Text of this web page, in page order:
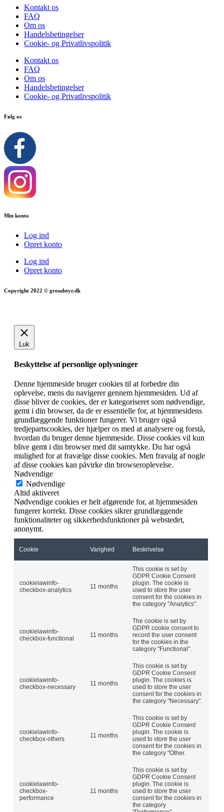
Kontakt os
FAQ
Om os
Handelsbetingelser
Cookie- og Privatlivspolitik
Kontakt os
FAQ
Om os
Handelsbetingelser
Cookie- og Privatlivspolitik
Følg os
Min konto
Log ind
Opret konto
Log ind
Opret konto
Copyright 2022 © groudstyr.dk
Luk
Beskyttelse af personlige oplysninger
Denne hjemmeside bruger cookies til at forbedre din
oplevelse, mens du navigerer gennem hjemmesiden. Ud af
disse bliver de cookies, der er kategoriseret som nødvendige,
gemt i din browser, da de er essentielle for, at hjemmesidens
grundlæggende funktioner fungerer. Vi bruger også
tredjepartscookies, der hjælper os med at analysere og forstå,
hvordan du bruger denne hjemmeside. Disse cookies vil kun
blive gemt i din browser med dit samtykke. Du har også
mulighed for at fravælge disse cookies. Men fravalg af nogle
af disse cookies kan påvirke din browseroplevelse.
Nødvendige
Nødvendige
Altid aktiveret
Nødvendige cookies er helt afgørende for, at hjemmesiden
fungerer korrekt. Disse cookies sikrer grundlæggende
funktionaliteter og sikkerhedsfunktioner på webstedet,
anonymt.
Cookie Varighed Beskrivelse
cookielawinfo-
checkbox-analytics
11 months
This cookie is set by
GDPR Cookie Consent
plugin. The cookie is
used to store the user
consent for the cookies in
the category "Analytics".
cookielawinfo-
checkbox-functional
11 months
The cookie is set by
GDPR cookie consent to
record the user consent
for the cookies in the
category "Functional".
cookielawinfo-
checkbox-necessary
11 months
This cookie is set by
GDPR Cookie Consent
plugin. The cookies is
used to store the user
consent for the cookies in
the category "Necessary".
cookielawinfo-
checkbox-others
11 months
This cookie is set by
GDPR Cookie Consent
plugin. The cookie is
used to store the user
consent for the cookies in
the category "Other.
cookielawinfo-
checkbox-
performance
11 months
This cookie is set by
GDPR Cookie Consent
plugin. The cookie is
used to store the user
consent for the cookies in
the category